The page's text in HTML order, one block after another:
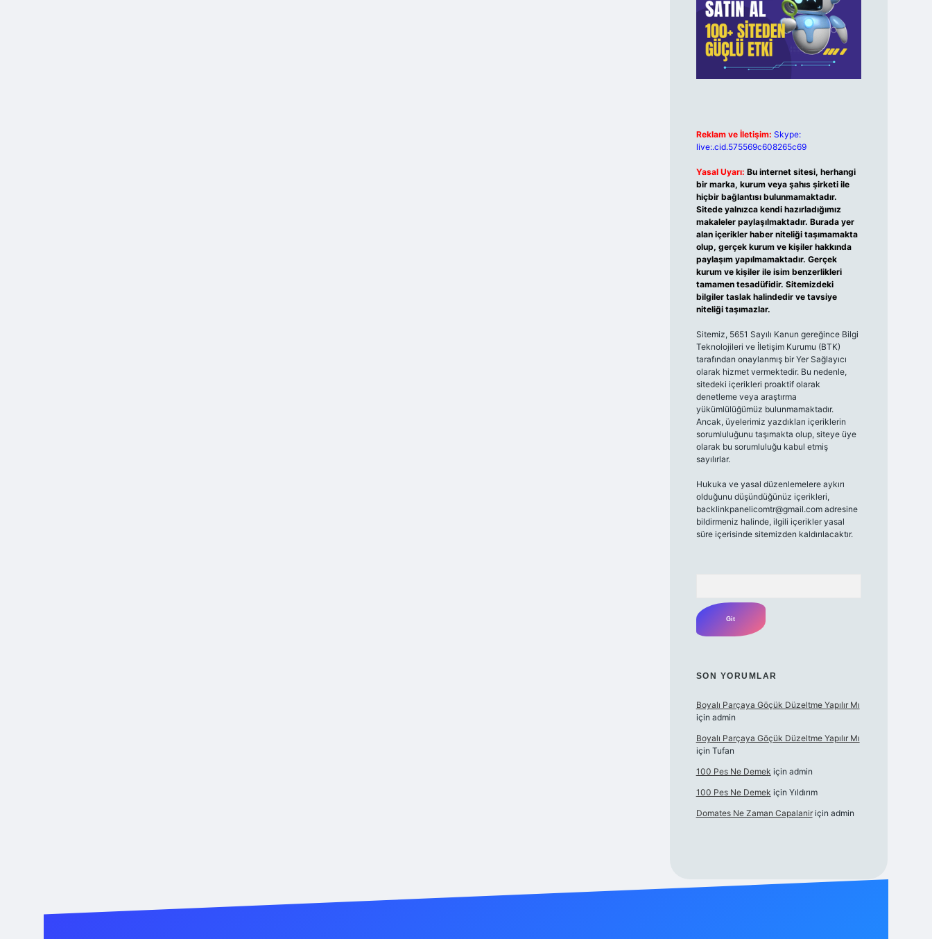
Reklam ve İletişim: Skype:
live:.cid.575569c608265c69
Yasal Uyarı: Bu internet sitesi, herhangi
bir marka, kurum veya şahıs şirketi ile
hiçbir bağlantısı bulunmamaktadır.
Sitede yalnızca kendi hazırladığımız
makaleler paylaşılmaktadır. Burada yer
alan içerikler haber niteliği taşımamakta
olup, gerçek kurum ve kişiler hakkında
paylaşım yapılmamaktadır. Gerçek
kurum ve kişiler ile isim benzerlikleri
tamamen tesadüfidir. Sitemizdeki
bilgiler taslak halindedir ve tavsiye
niteliği taşımazlar.
Sitemiz, 5651 Sayılı Kanun gereğince Bilgi
Teknolojileri ve İletişim Kurumu (BTK)
tarafından onaylanmış bir Yer Sağlayıcı
olarak hizmet vermektedir. Bu nedenle,
sitedeki içerikleri proaktif olarak
denetleme veya araştırma
yükümlülüğümüz bulunmamaktadır.
Ancak, üyelerimiz yazdıkları içeriklerin
sorumluluğunu taşımakta olup, siteye üye
olarak bu sorumluluğu kabul etmiş
sayılırlar.
Hukuka ve yasal düzenlemelere aykırı
olduğunu düşündüğünüz içerikleri,
backlinkpanelicomtr@gmail.comadresine
bildirmeniz halinde, ilgili içerikler yasal
süre içerisinde sitemizden kaldırılacaktır.
SON YORUMLAR
Boyalı Parçaya Göçük Düzeltme Yapılır Mı
için admin
Boyalı Parçaya Göçük Düzeltme Yapılır Mı
için Tufan
100 Pes Ne Demek için admin
100 Pes Ne Demek için Yıldırım
Domates Ne Zaman Capalaniriçin admin